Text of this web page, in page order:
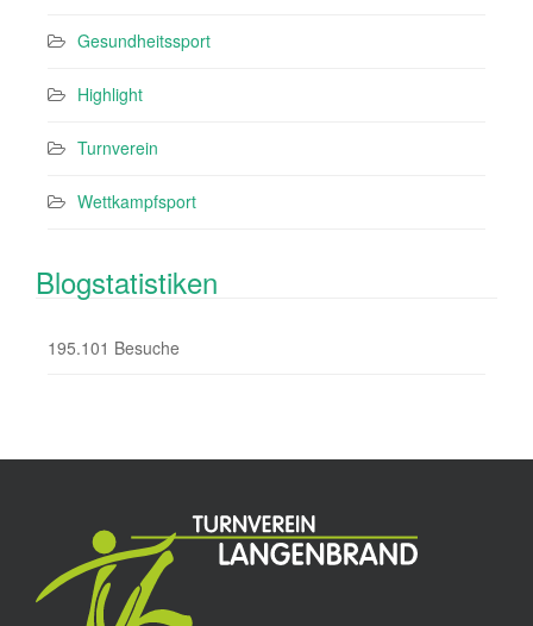
Gesundheitssport
Highlight
Turnverein
Wettkampfsport
Blogstatistiken
195.101 Besuche